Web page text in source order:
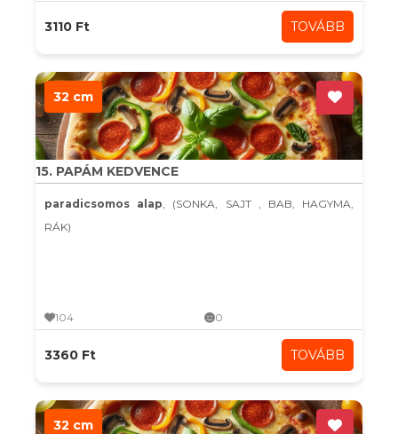
3110 Ft TOVÁBB
32 cm
15. PAPÁM KEDVENCE
paradicsomos alap, (SONKA, SAJT , BAB, HAGYMA,
RÁK)
104 0
3360 Ft TOVÁBB
32 cm